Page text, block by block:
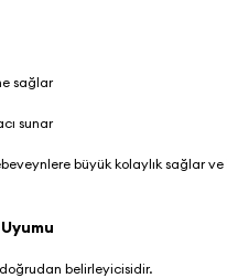
sağlar
sunar
büyük kolaylık sağlar
doğrudan belirleyicisidir.